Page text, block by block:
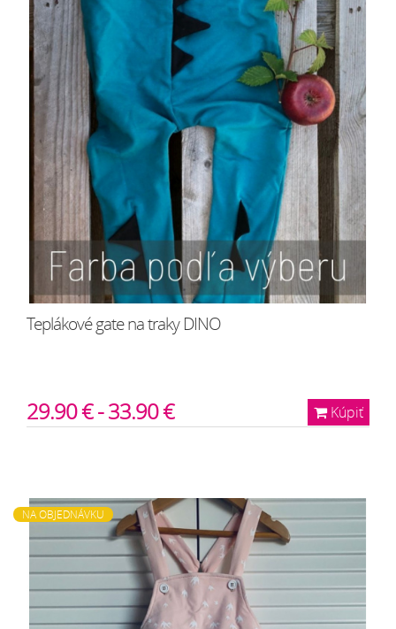
Teplákové gate na traky DINO
Kúpiť
29.90 € - 33.90 €
NA OBJEDNÁVKU